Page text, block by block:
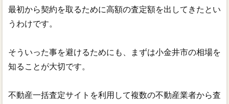
最初から契約を取るために高額の査定額を出してきたとい
うわけです。
そういった事を避けるためにも、まずは小金井市の相場を
知ることが大切です。
不動産一括査定サイトを利用して複数の不動産業者から査